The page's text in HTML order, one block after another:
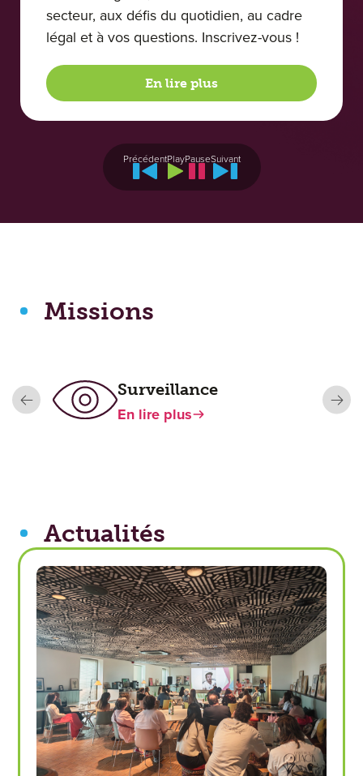
secteur, aux défis du quotidien, au cadre
légal et à vos questions. Inscrivez-vous !
En lire plus
PrécédentPlayPauseSuivant
Missions
Surveillance
En lire plus
Actualités